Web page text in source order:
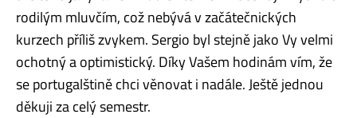
rodilým mluvčím, což nebývá v začátečnických
kurzech příliš zvykem. Sergio byl stejně jako Vy velmi
ochotný a optimistický. Díky Vašem hodinám vím, že
se portugalštině chci věnovat i nadále. Ještě jednou
děkuji za celý semestr.